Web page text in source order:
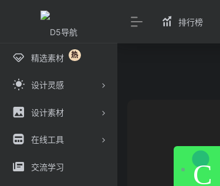
精选素材 热
设计灵感
设计素材
在线工具
交流学习
排行榜